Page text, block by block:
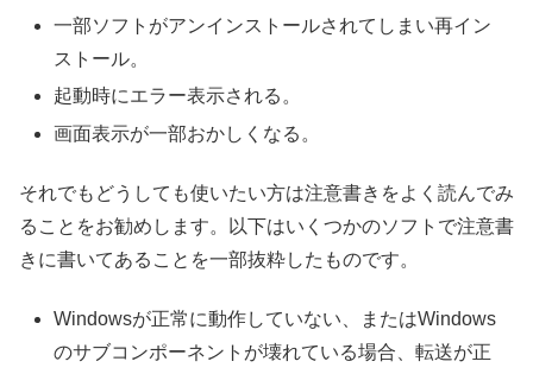
一部ソフトがアンインストールされてしまい再イン
ストール。
起動時にエラー表示される。
画面表示が一部おかしくなる。
それでもどうしても使いたい方は注意書きをよく読んでみ
ることをお勧めします。以下はいくつかのソフトで注意書
きに書いてあることを一部抜粋したものです。
Windowsが正常に動作していない、またはWindows
のサブコンポーネントが壊れている場合、転送が正